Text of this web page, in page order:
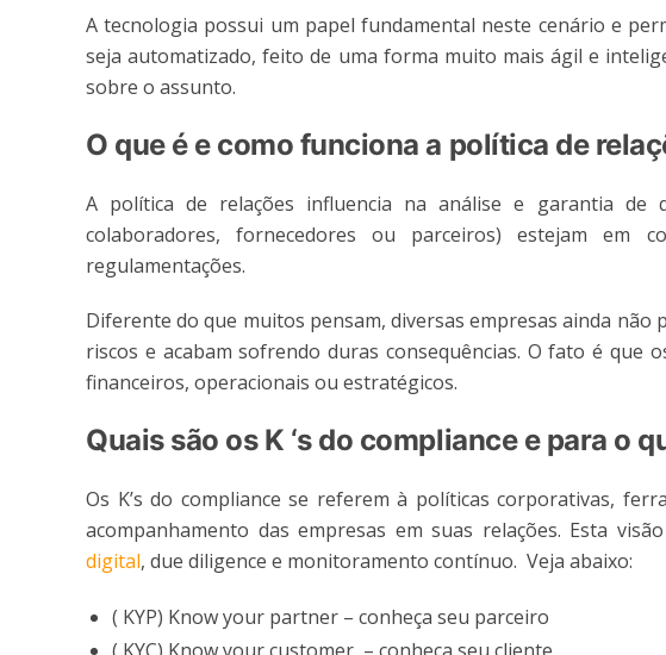
A tecnologia possui um papel fundamental neste cenário e
seja automatizado, feito de uma forma muito mais ágil e
sobre o assunto.
O que é e como funciona a política de
A política de relações influencia na análise e garantia de
colaboradores, fornecedores ou parceiros) estejam em
regulamentações.
Diferente do que muitos pensam, diversas empresas ainda não
riscos e acabam sofrendo duras consequências. O fato é que
financeiros, operacionais ou estratégicos.
Quais são os K ‘s do compliance e para o
Os K’s do compliance se referem à políticas corporativas,
acompanhamento das empresas em suas relações. Esta
digital, due diligence e monitoramento contínuo. Veja abaixo:
( KYP) Know your partner – conheça seu parceiro